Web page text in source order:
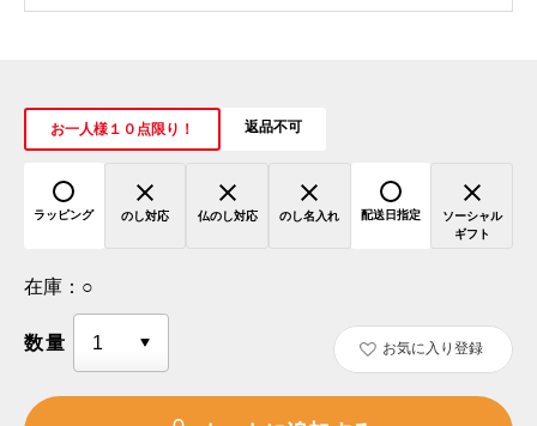
お一人様１０点限り！ 返品不可
ラッピング のし対応 仏のし対応 のし名入れ 配送日指定
ソーシャル
ギフト
在庫： ○
数量 お気に入り登録